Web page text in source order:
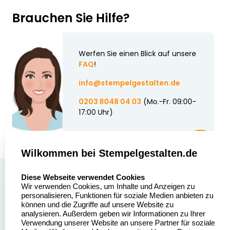
Brauchen Sie Hilfe?
Werfen Sie einen Blick auf unsere
FAQ!
info@stempelgestalten.de
0203 8048 04 03 (Mo.-Fr. 09:00-
17:00 Uhr)
Stempelgestalten.de
Asterlager Straße 97
47228 Duisburg
Deutschland
Über uns
Sitemap
Alle
Stempelinformationen
Wilkommen bei Stempelgestalten.de
Diese Webseite verwendet Cookies
Wir verwenden Cookies, um Inhalte und Anzeigen zu
personalisieren, Funktionen für soziale Medien anbieten zu
können und die Zugriffe auf unsere Website zu
analysieren. Außerdem geben wir Informationen zu Ihrer
Verwendung unserer Website an unsere Partner für soziale